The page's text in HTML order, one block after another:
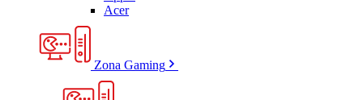
Acer
Zona Gaming